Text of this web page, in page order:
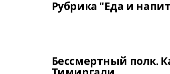
Рубрика "Еда и
Бессмертный полк.